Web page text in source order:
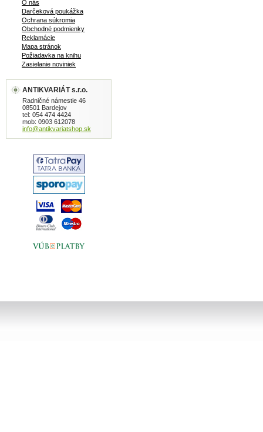
O nás
Darčeková poukážka
Ochrana súkromia
Obchodné podmienky
Reklamácie
Mapa stránok
Požiadavka na knihu
Zasielanie noviniek
ANTIKVARIÁT s.r.o.
Radničné námestie 46
08501 Bardejov
tel: 054 474 4424
mob: 0903 612078
info@antikvariatshop.sk